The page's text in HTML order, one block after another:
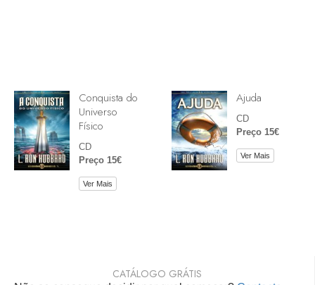
Conquista do
Universo
Físico
CD
Preço 15€
Ver Mais
Ajuda
CD
Preço 15€
Ver Mais
CATÁLOGO GRÁTIS